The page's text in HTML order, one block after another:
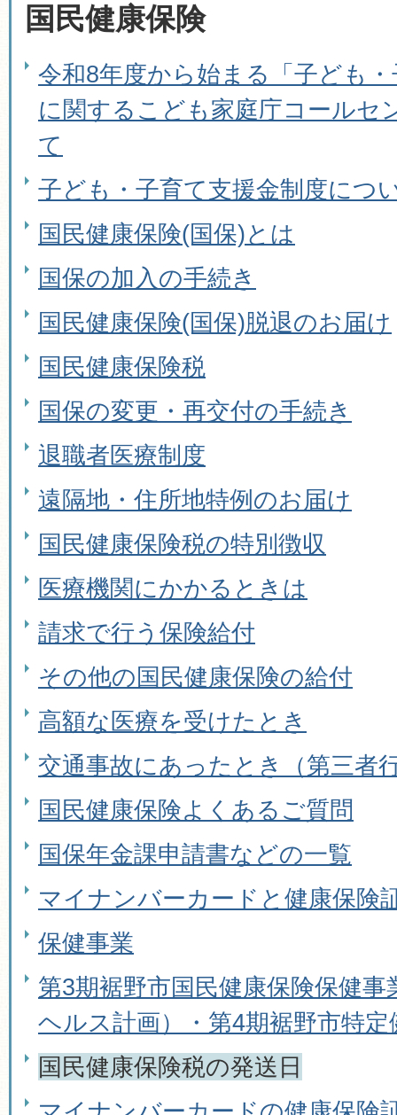
国民健康保険
令和8年度から始まる「子ども
に関するこども家庭庁コールセ
て
子ども・子育て支援金制度につ
国民健康保険(国保)とは
国保の加入の手続き
国民健康保険(国保)脱退のお届け
国民健康保険税
国保の変更・再交付の手続き
退職者医療制度
遠隔地・住所地特例のお届け
国民健康保険税の特別徴収
医療機関にかかるときは
請求で行う保険給付
その他の国民健康保険の給付
高額な医療を受けたとき
交通事故にあったとき（第三者
国民健康保険よくあるご質問
国保年金課申請書などの一覧
マイナンバーカードと健康保険
保健事業
第3期裾野市国民健康保険保健
ヘルス計画）・第4期裾野市特
国民健康保険税の発送日